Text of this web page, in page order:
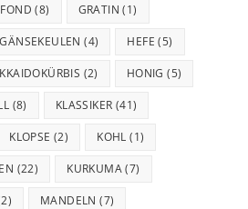
(8) GRATIN (1)
GÄNSEKEULEN (4) HEFE (5)
(2) HONIG (5)
(8) KLASSIKER (41)
KLOPSE (2) KOHL (1)
(22) KURKUMA(7)
MANDELN (7)